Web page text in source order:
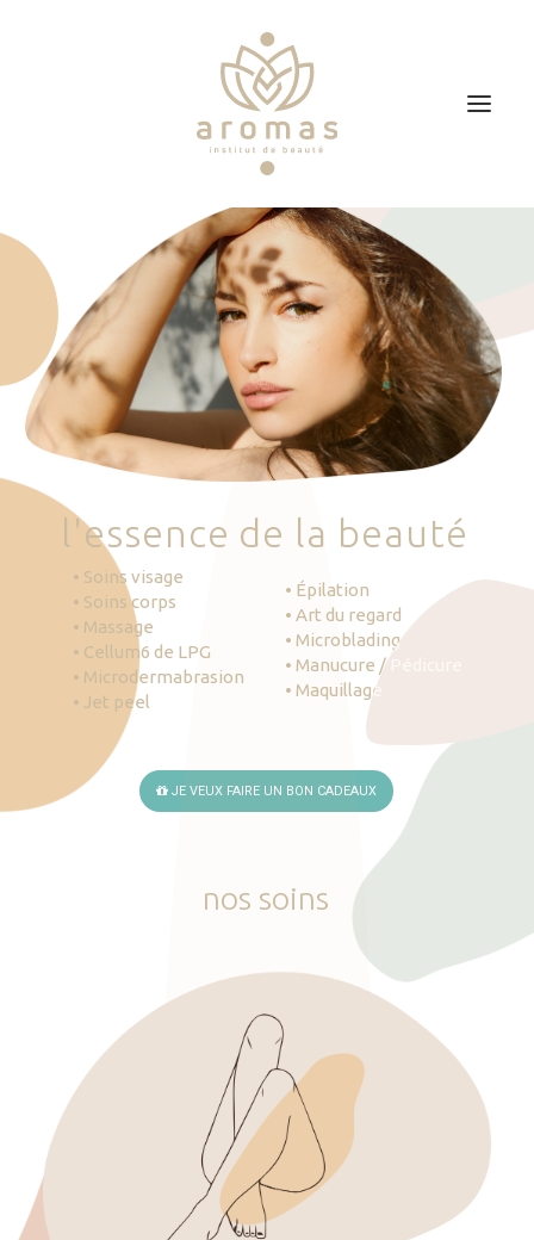
Soins
Je veux faire un bon cadeau
Plan d’accès
Prendre RDV
'essence de la beauté
• Soins visage
• Soins corps
• Massage
• Cellum6 de LPG
• Microdermabrasion
• Jet peel
• Épilation
• Art du regard
• Microblading
• Manucure / Pédicure
• Maquillage
JE VEUX FAIRE UN BON CADEAUX
nos soins